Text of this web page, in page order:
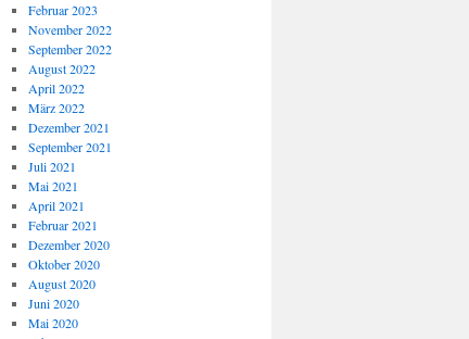
Februar 2023
November 2022
September 2022
August 2022
April 2022
März 2022
Dezember 2021
September 2021
Juli 2021
Mai 2021
April 2021
Februar 2021
Dezember 2020
Oktober 2020
August 2020
Juni 2020
Mai 2020